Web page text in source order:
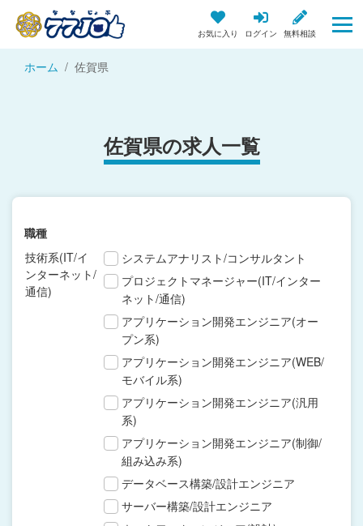
お気に入り ログイン 無料相談
ホーム 佐賀県
佐賀県の求人一覧
職種
技術系(IT/イ
ンターネット/
通信)
システムアナリスト/コンサルタント
プロジェクトマネージャー(IT/インター
ネット/通信)
アプリケーション開発エンジニア(オー
プン系)
アプリケーション開発エンジニア(WEB/
モバイル系)
アプリケーション開発エンジニア(汎用
系)
アプリケーション開発エンジニア(制御/
組み込み系)
データベース構築/設計エンジニア
サーバー構築/設計エンジニア